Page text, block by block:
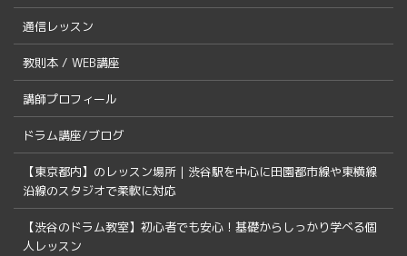
通信レッスン
教則本 / WEB講座
講師プロフィール
ドラム講座/ブログ
【東京都内】のレッスン場所｜渋谷駅を中心に田園都市線や東横線
沿線のスタジオで柔軟に対応
【渋谷のドラム教室】初心者でも安心！基礎からしっかり学べる個
人レッスン